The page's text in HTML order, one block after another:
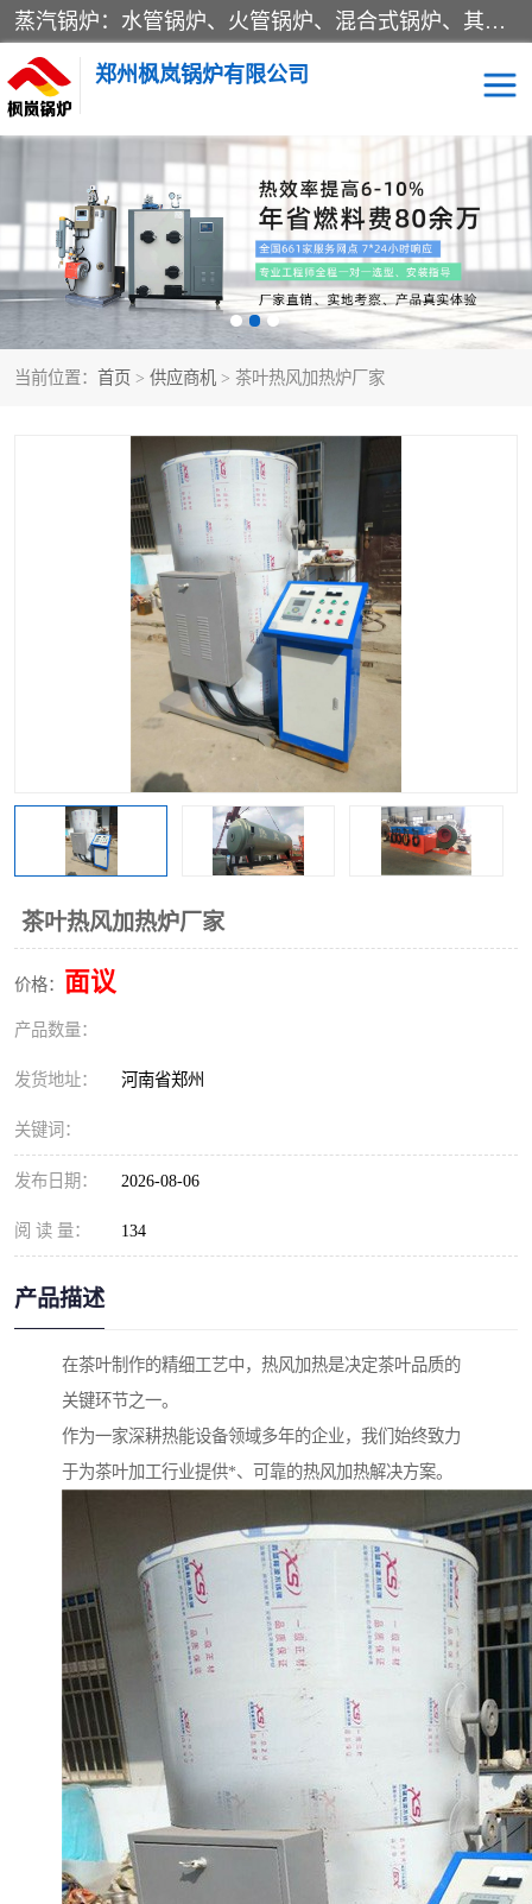
蒸汽锅炉：水管锅炉、火管锅炉、混合式锅炉、其他蒸汽锅炉； 热水锅炉：家用型集中供暖用热水锅炉、其他热水锅炉； 有机热载体锅炉； 船用蒸汽锅炉； （锅炉用辅助设备及装置）蒸汽冷凝器：表面冷凝器、混合式冷凝器、空冷式冷凝器、其他蒸汽冷凝器； 锅炉用辅助设备：节热器、蒸汽收集器、蓄能器、烟垢清除器、气体回收器、泥渣刮除器、空气预热器、其他锅炉用辅助设备；
郑州枫岚锅炉有限公司
当前位置： 首页 > 供应商机 > 茶叶热风加热炉厂家
茶叶热风加热炉厂家
价格： 面议
产品数量：
发货地址： 河南省郑州
关键词：
发布日期： 2026-08-06
阅 读 量： 134
产品描述
在茶叶制作的精细工艺中，热风加热是决定茶叶品质的
关键环节之一。
作为一家深耕热能设备领域多年的企业，我们始终致力
于为茶叶加工行业提供*、可靠的热风加热解决方案。